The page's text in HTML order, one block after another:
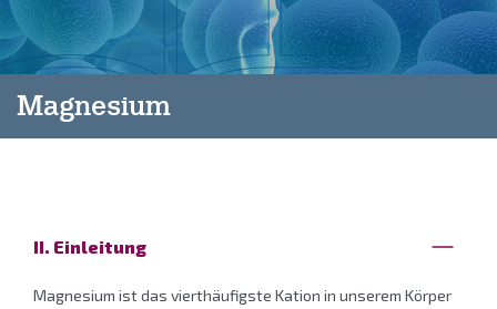
Magnesium
II. Einleitung
Magnesium ist das vierthäufigste Kation in unserem Körper